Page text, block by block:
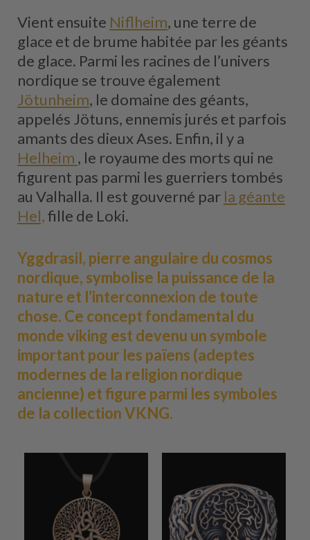
Vient ensuite Niflheim, une terre de
glace et de brume habitée par les géants
de glace. Parmi les racines de l’univers
nordique se trouve également
Jötunheim, le domaine des géants,
appelés Jötuns, ennemis jurés et parfois
amants des dieux Ases. Enfin, il y a
Helheim , le royaume des morts qui ne
figurent pas parmi les guerriers tombés
au Valhalla. Il est gouverné par la géante
Hel,fille de Loki.
Yggdrasil, pierre angulaire du cosmos
nordique, symbolise la puissance de la
nature et l’interconnexion de toute
chose. Ce concept fondamental du
monde viking est devenu un symbole
important pour les païens (adeptes
modernes de la religion nordique
ancienne) et figure parmi les symboles
de la collection VKNG.